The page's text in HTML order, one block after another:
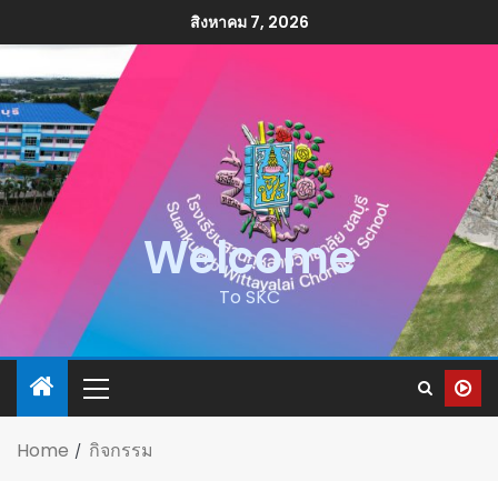
สิงหาคม 7, 2026
Welcome
To SKC
Home กิจกรรม